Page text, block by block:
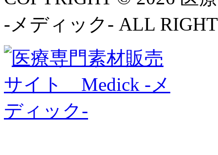
-メディック- ALL RIGHT